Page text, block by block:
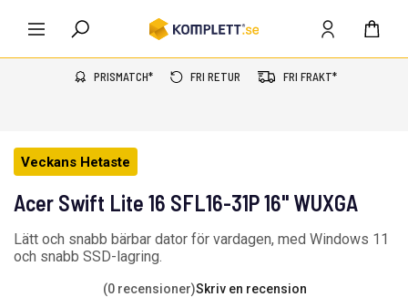
PRISMATCH* FRI RETUR FRI FRAKT*
Veckans Hetaste
Acer Swift Lite 16 SFL16-31P 16" WUXGA
Lätt och snabb bärbar dator för vardagen, med Windows 11
och snabb SSD-lagring.
(0 recensioner)Skriv en recension